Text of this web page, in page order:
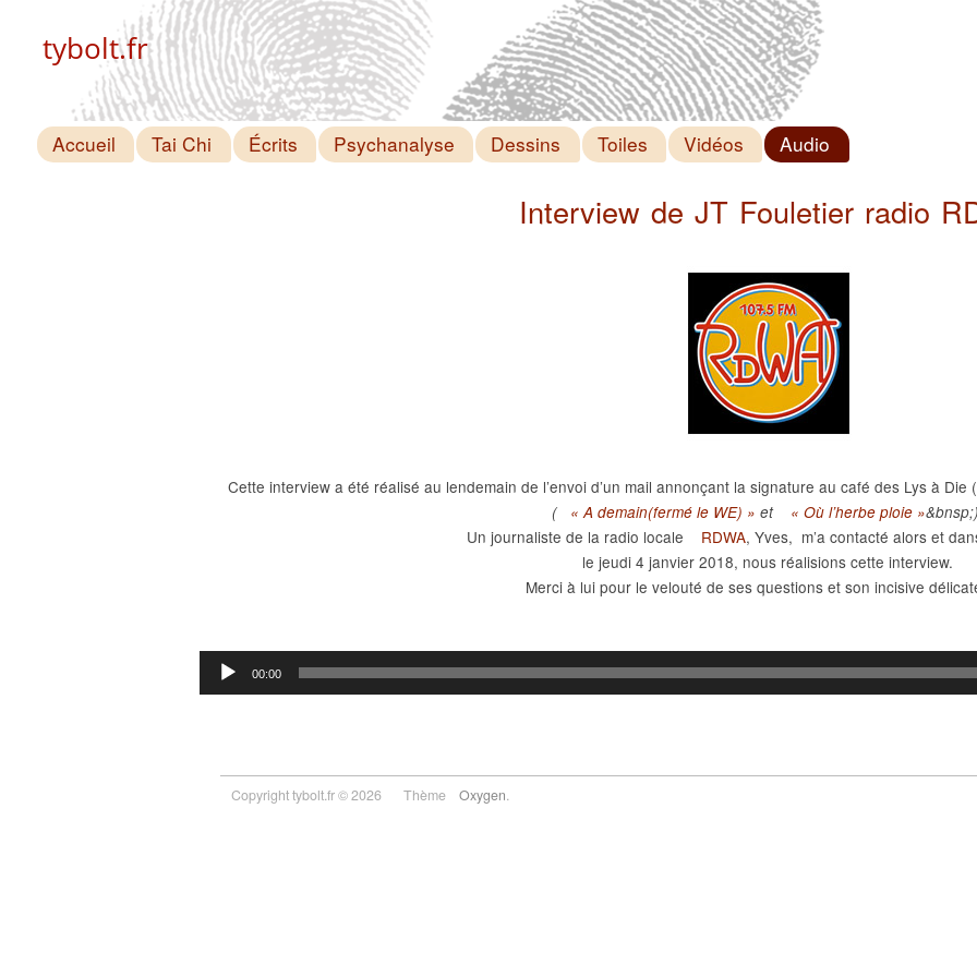
tybolt.fr
Accueil Tai Chi Écrits Psychanalyse Dessins Toiles Vidéos Audio
Interview de JT Fouletier radio
Cette interview a été réalisé au lendemain de l’envoi d’un mail annonçant la signature au café des Lys à
( « A demain(fermé le WE) » et « Où l’herbe ploie »&bnsp;)
Un journaliste de la radio locale
RDWA, Yves, m’a contacté alors et
le jeudi 4 janvier 2018, nous réalisions cette interview.
Merci à lui pour le velouté de ses questions et son incisive
Lecteur
audio
00:00
Copyright tybolt.fr © 2026 Thème Oxygen.